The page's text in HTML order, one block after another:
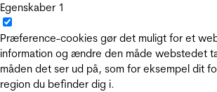
Egenskaber 1
Præference-cookies gør det muligt for et
information og ændre den måde webstedet
måden det ser ud på, som for eksempel dit
region du befinder dig i.